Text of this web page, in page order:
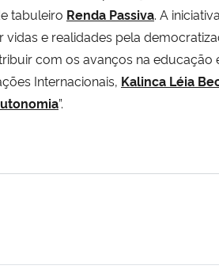
tabuleiro Renda Passiva. A
e realidades pela
com os avanços na
Internacionais, Kalinca Léia
”.